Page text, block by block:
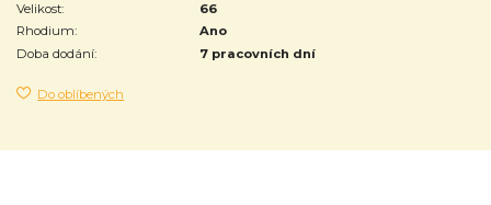
Velikost:
66
Rhodium:
Ano
Doba dodání:
7 pracovních dní
Do oblíbených